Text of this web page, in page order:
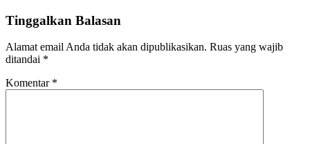
Tinggalkan Balasan
Alamat email Anda tidak akan dipublikasikan. Ruas yang wajib
ditandai *
Komentar *